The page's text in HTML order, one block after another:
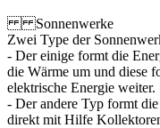
Sonnenwerke
Zwei Type der
- Der einige formt die
die Wärme um und diese
elektrische Energie weiter.
- Der andere Typ formt
direkt mit Hilfe